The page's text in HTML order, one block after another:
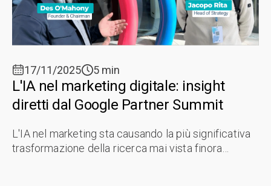
17/11/2025 5 min
L'IA nel marketing digitale: insight
diretti dal Google Partner Summit
L'IA nel marketing sta causando la più significativa
trasformazione della ricerca mai vista finora